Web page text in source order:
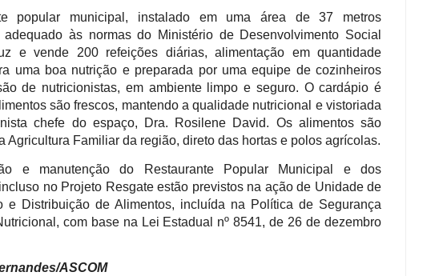
popular municipal, instalado em uma área de 37 metros
às normas do Ministério de Desenvolvimento Social
e vende 200 refeições diárias, alimentação em quantidade
uma boa nutrição e preparada por uma equipe de cozinheiros
de nutricionistas, em ambiente limpo e seguro. O cardápio é
são frescos, mantendo a qualidade nutricional e vistoriada
chefe do espaço, Dra. Rosilene David. Os alimentos são
Agricultura Familiar da região, direto das hortas e polos agrícolas.
e manutenção do Restaurante Popular Municipal e dos
no Projeto Resgate estão previstos na ação de Unidade de
e Distribuição de Alimentos, incluída na Política de Segurança
com base na Lei Estadual nº 8541, de 26 de dezembro
ASCOM